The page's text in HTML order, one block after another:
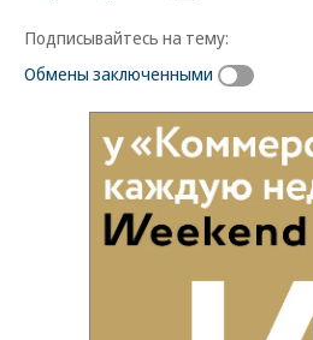
Подписывайтесь на тему:
Обмены заключенными